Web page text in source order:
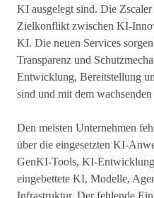
KI ausgelegt sind. Die
Zielkonflikt zwischen KI-
KI. Die neuen Services
Transparenz und
Entwicklung, Bereitstellung
sind und mit dem
Den meisten Unternehmen
über die eingesetzten KI-
GenKI-Tools, KI-
eingebettete KI, Modelle,
Infrastruktur. Der fehlende